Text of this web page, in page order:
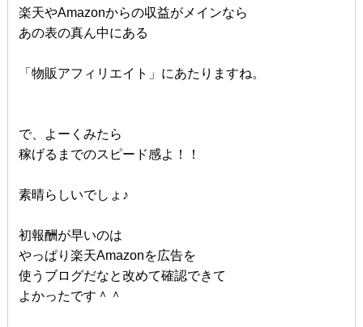
楽天やAmazonからの収益がメインなら
あの表の真ん中にある
「物販アフィリエイト」にあたりますね。
で、よーくみたら
稼げるまでのスピード感よ！！
素晴らしいでしょ♪
初報酬が早いのは
やっぱり楽天Amazonを広告を
使うブログだなと改めて確認できて
よかったです＾＾